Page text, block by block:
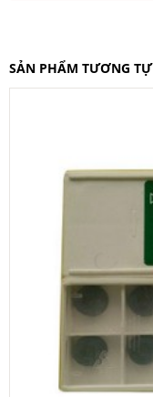
SẢN PHẨM TƯƠNG TỰ